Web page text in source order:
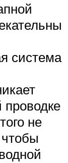
система
проводке
не